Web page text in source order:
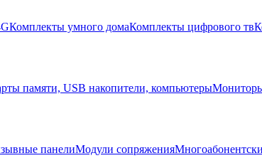
Комплекты умного домаКомплекты цифрового тв
памяти, USB накопители, компьютеры
панелиМодули сопряжения